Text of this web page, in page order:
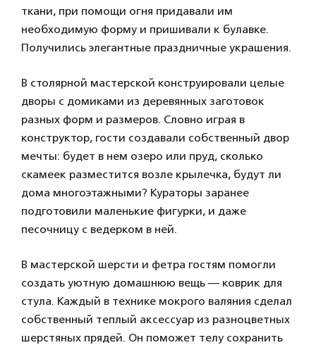
ткани, при помощи огня придавали им
необходимую форму и пришивали к булавке.
Получились элегантные праздничные украшения.
В столярной мастерской конструировали целые
дворы с домиками из деревянных заготовок
разных форм и размеров. Словно играя в
конструктор, гости создавали собственный двор
мечты: будет в нем озеро или пруд, сколько
скамеек разместится возле крылечка, будут ли
дома многоэтажными? Кураторы заранее
подготовили маленькие фигурки, и даже
песочницу с ведерком в ней.
В мастерской шерсти и фетра гостям помогли
создать уютную домашнюю вещь — коврик для
стула. Каждый в технике мокрого валяния сделал
собственный теплый аксессуар из разноцветных
шерстяных прядей. Он поможет телу сохранить